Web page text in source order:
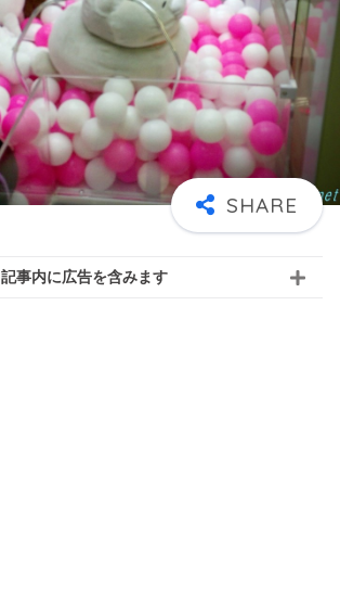
記事内に広告を含みます